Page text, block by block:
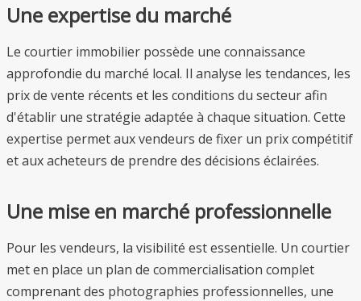
Une expertise du marché
Le courtier immobilier possède une connaissance
approfondie du marché local. Il analyse les tendances, les
prix de vente récents et les conditions du secteur afin
d'établir une stratégie adaptée à chaque situation. Cette
expertise permet aux vendeurs de fixer un prix compétitif
et aux acheteurs de prendre des décisions éclairées.
Une mise en marché professionnelle
Pour les vendeurs, la visibilité est essentielle. Un courtier
met en place un plan de commercialisation complet
comprenant des photographies professionnelles, une